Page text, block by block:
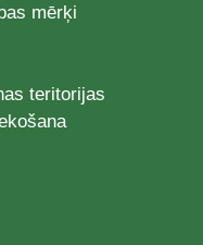
mērķi
teritorijas